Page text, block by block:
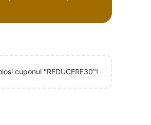
cuponul "REDUCERE30"!